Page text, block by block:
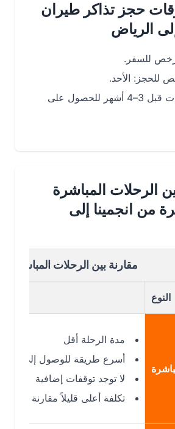
حجز تذاكر طيران
الأحد.
يُنصح بحجز الرحلات قبل 3–4 أشهر للحصول على
المباشرة
انجمينا إلى
مقارنة بين الرحلات المباشرة وغير
مدة الرحلة أقل
أسرع طريقة للوصول إلى الرياض
لا توجد توقفات إضافية
تكلفة أعلى قليلاً مقارنة بالرحلات